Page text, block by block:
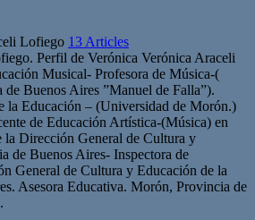
Lofiego 13 Articles
Perfil de Verónica Verónica Araceli
Musical- Profesora de Música-(
Buenos Aires ”Manuel de Falla”).
la Educación – (Universidad de Morón.)
de Educación Artística-(Música) en
la Dirección General de Cultura y
de Buenos Aires- Inspectora de
General de Cultura y Educación de la
Asesora Educativa. Morón, Provincia de